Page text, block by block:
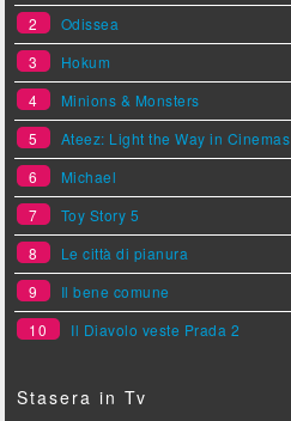
2
Odissea
3
Hokum
4
Minions & Monsters
5
Ateez: Light the Way in Cinemas
6
Michael
7
Toy Story 5
8
Le città di pianura
9
Il bene comune
10
Il Diavolo veste Prada 2
Stasera in Tv